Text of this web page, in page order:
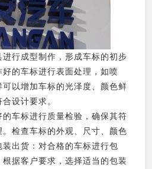
行成型制作，形成车标的初步
的车标进行表面处理，如喷
以增加车标的光泽度、颜色鲜
设计要求。
车标进行质量检验，确保其符
检查车标的外观、尺寸、颜色
出货：对合格的车标进行包
据客户要求，选择适当的包装